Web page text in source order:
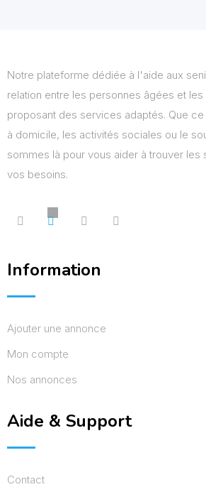
Notre plateforme dédiée à l'aide aux
relation entre les personnes âgées et
proposant des services adaptés. Que
à domicile, les activités sociales ou le
sommes là pour vous aider à trouver les
vos besoins.
Information
Ajouter une annonce
Mon compte
Nos annonces
Aide & Support
Contact